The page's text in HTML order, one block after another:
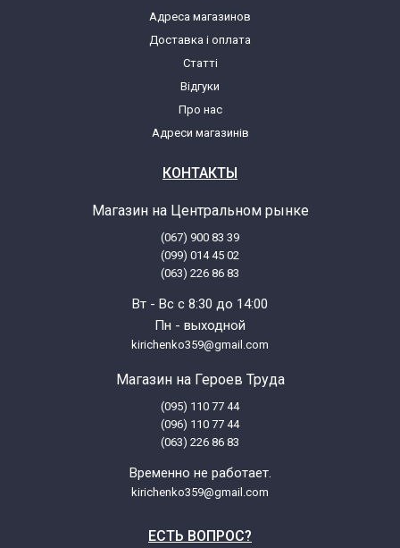
Адреса магазинов
Доставка і оплата
Статті
Відгуки
Про нас
Адреси магазинів
КОНТАКТЫ
Магазин на Центральном рынке
(067) 900 83 39
(099) 014 45 02
(063) 226 86 83
Вт - Вс с 8:30 до 14:00
Пн - выходной
kirichenko359@gmail.com
Магазин на Героев Труда
(095) 110 77 44
(096) 110 77 44
(063) 226 86 83
Временно не работает.
kirichenko359@gmail.com
ЕСТЬ ВОПРОС?